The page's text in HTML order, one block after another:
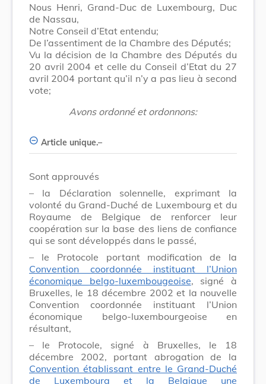
Nous Henri, Grand-Duc de Luxembourg, Duc
de Nassau,
Notre Conseil d’Etat entendu;
De l’assentiment de la Chambre des Députés;
Vu la décision de la Chambre des Députés du
20 avril 2004 et celle du Conseil d’Etat du 27
avril 2004 portant qu’il n’y a pas lieu à second
vote;
Avons ordonné et ordonnons:
Article unique.–
Sont approuvés
– la Déclaration solennelle, exprimant la
volonté du Grand-Duché de Luxembourg et du
Royaume de Belgique de renforcer leur
coopération sur la base des liens de confiance
qui se sont développés dans le passé,
– le Protocole portant modification de la
Convention coordonnée instituant l’Union
économique belgo-luxembougeoise, signé à
Bruxelles, le 18 décembre 2002 et la nouvelle
Convention coordonnée instituant l’Union
économique belgo-luxembourgeoise en
résultant,
– le Protocole, signé à Bruxelles, le 18
décembre 2002, portant abrogation de la
Convention établissant entre le Grand-Duché
de Luxembourg et la Belgique une